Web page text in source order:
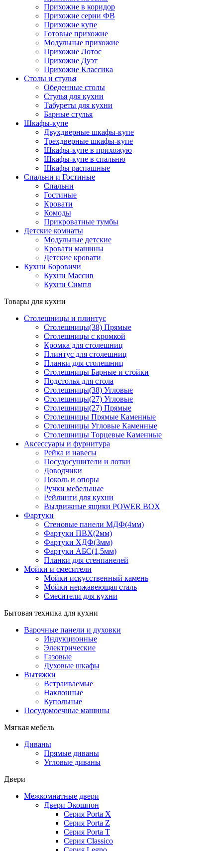
Прихожие в коридор
Прихожие серии ФВ
Прихожие купе
Готовые прихожие
Модульные прихожие
Прихожие Лотос
Прихожие Дуэт
Прихожие Классика
Столы и стулья
Обеденные столы
Стулья для кухни
Табуреты для кухни
Барные стулья
Шкафы-купе
Двухдверные шкафы-купе
Трехдверные шкафы-купе
Шкафы-купе в прихожую
Шкафы-купе в спальню
Шкафы распашные
Спальни и Гостиные
Спальни
Гостиные
Кровати
Комоды
Прикроватные тумбы
Детские комнаты
Модульные детские
Кровати машины
Детские кровати
Кухни Боровичи
Кухни Массив
Кухни Симпл
Товары для кухни
Столешницы и плинтус
Столешницы(38) Прямые
Столешницы с кромкой
Кромка для столешниц
Плинтус для столешниц
Планки для столешниц
Столешницы Барные и стойки
Подстолья для стола
Столешницы(38) Угловые
Столешницы(27) Угловые
Столешницы(27) Прямые
Столешницы Прямые Каменные
Столешницы Угловые Каменные
Столешницы Торцевые Каменные
Аксессуары и фурнитура
Рейка и навесы
Посудосушители и лотки
Доводчики
Цоколь и опоры
Ручки мебельные
Рейлинги для кухни
Выдвижные ящики POWER BOX
Фартуки
Стеновые панели МДФ(4мм)
Фартуки ПВХ(2мм)
Фартуки ХДФ(3мм)
Фартуки АБС(1,5мм)
Планки для стенпанелей
Мойки и смесители
Мойки искусственный камень
Мойки нержавеющая сталь
Смесители для кухни
Бытовая техника для кухни
Варочные панели и духовки
Индукционные
Электрические
Газовые
Духовые шкафы
Вытяжки
Встраиваемые
Наклонные
Купольные
Посудомоечные машины
Мягкая мебель
Диваны
Прямые диваны
Угловые диваны
Двери
Межкомнатные двери
Двери Экошпон
Серия Porta X
Серия Porta Z
Серия Porta T
Серия Classico